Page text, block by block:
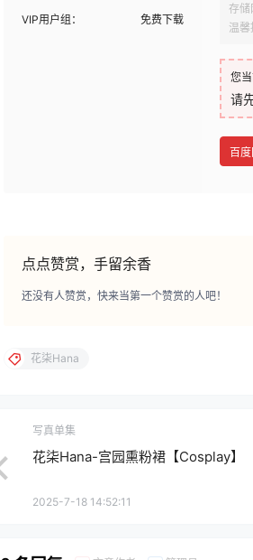
VIP用户组： 免费下载
存储
温馨
您
请
百
点点赞赏，手留余香
还没有人赞赏，快来当第一个赞赏的人吧！
花柒Hana
写真单集
花柒Hana-宫园熏粉裙【Cosplay】
2025-7-18 14:52:11